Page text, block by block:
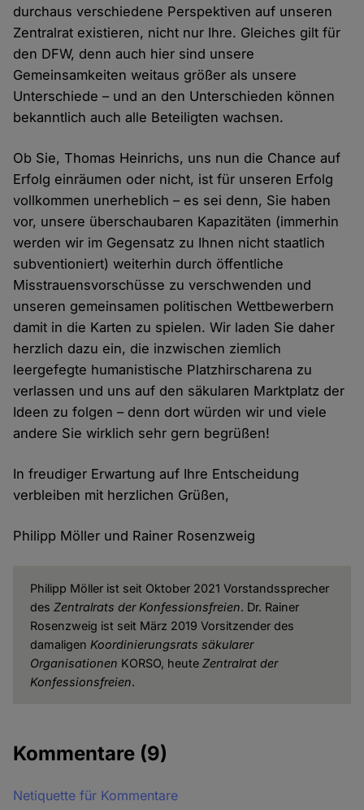
durchaus verschiedene Perspektiven auf unseren
Zentralrat existieren, nicht nur Ihre. Gleiches gilt für
den DFW, denn auch hier sind unsere
Gemeinsamkeiten weitaus größer als unsere
Unterschiede – und an den Unterschieden können
bekanntlich auch alle Beteiligten wachsen.
Ob Sie, Thomas Heinrichs, uns nun die Chance auf
Erfolg einräumen oder nicht, ist für unseren Erfolg
vollkommen unerheblich – es sei denn, Sie haben
vor, unsere überschaubaren Kapazitäten (immerhin
werden wir im Gegensatz zu Ihnen nicht staatlich
subventioniert) weiterhin durch öffentliche
Misstrauensvorschüsse zu verschwenden und
unseren gemeinsamen politischen Wettbewerbern
damit in die Karten zu spielen. Wir laden Sie daher
herzlich dazu ein, die inzwischen ziemlich
leergefegte humanistische Platzhirscharena zu
verlassen und uns auf den säkularen Marktplatz der
Ideen zu folgen – denn dort würden wir und viele
andere Sie wirklich sehr gern begrüßen!
In freudiger Erwartung auf Ihre Entscheidung
verbleiben mit herzlichen Grüßen,
Philipp Möller und Rainer Rosenzweig
Philipp Möller ist seit Oktober 2021 Vorstandssprecher
des Zentralrats der Konfessionsfreien. Dr. Rainer
Rosenzweig ist seit März 2019 Vorsitzender des
damaligen Koordinierungsrats säkularer
Organisationen KORSO, heute Zentralrat der
Konfessionsfreien.
Kommentare (9)
Netiquette für Kommentare